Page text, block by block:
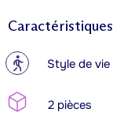
Caractéristiques
? Style de vie
2 pièces